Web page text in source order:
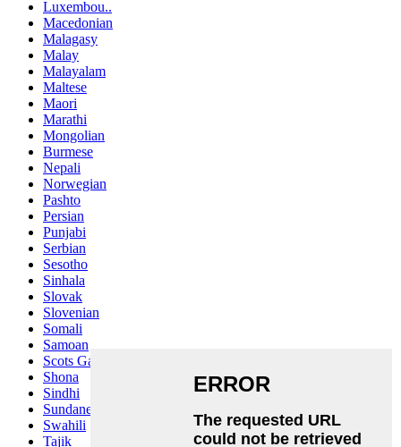
Luxembou..
Macedonian
Malagasy
Malay
Malayalam
Maltese
Maori
Marathi
Mongolian
Burmese
Nepali
Norwegian
Pashto
Persian
Punjabi
Serbian
Sesotho
Sinhala
Slovak
Slovenian
Somali
Samoan
Scots Gaelic
Shona
Sindhi
Sundanese
Swahili
Tajik